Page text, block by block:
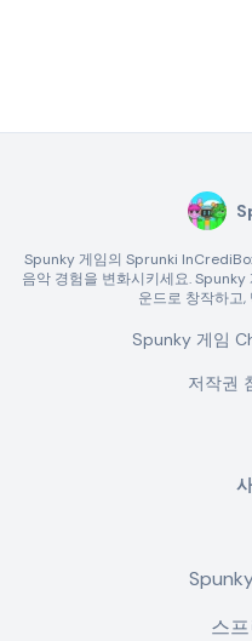
Spunky 게임의 Sprunki
음악 경험을 변화시키세요.
운드로 창작하고,
Spunky 게임
저작권
스